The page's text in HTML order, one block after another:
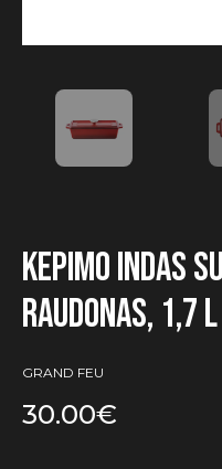
Kepimo indas
raudonas, 1,7 l
GRAND FEU
30.00€